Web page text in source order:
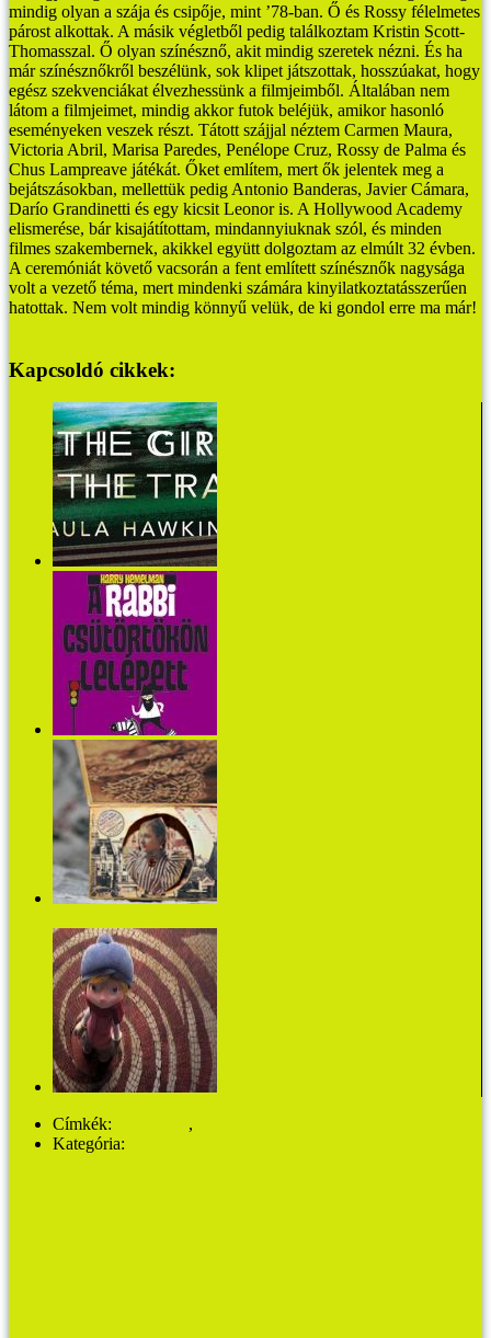
mindig olyan a szája és csipője, mint ’78-ban. Ő és Rossy félelmetes
párost alkottak. A másik végletből pedig találkoztam Kristin Scott-
Thomasszal. Ő olyan színésznő, akit mindig szeretek nézni. És ha
már színésznőkről beszélünk, sok klipet játszottak, hosszúakat, hogy
egész szekvenciákat élvezhessünk a filmjeimből. Általában nem
látom a filmjeimet, mindig akkor futok beléjük, amikor hasonló
eseményeken veszek részt. Tátott szájjal néztem Carmen Maura,
Victoria Abril, Marisa Paredes, Penélope Cruz, Rossy de Palma és
Chus Lampreave játékát. Őket említem, mert ők jelentek meg a
bejátszásokban, mellettük pedig Antonio Banderas, Javier Cámara,
Darío Grandinetti és egy kicsit Leonor is. A Hollywood Academy
elismerése, bár kisajátítottam, mindannyiuknak szól, és minden
filmes szakembernek, akikkel együtt dolgoztam az elmúlt 32 évben.
A ceremóniát követő vacsorán a fent említett színésznők nagysága
volt a vezető téma, mert mindenki számára kinyilatkoztatásszerűen
hatottak. Nem volt mindig könnyű velük, de ki gondol erre ma már!
Kapcsoldó cikkek:
Címkék: ,
Kategória: